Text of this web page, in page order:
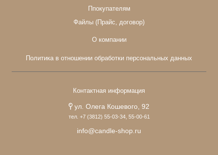
Ппокупателям
Файлы (Прайс, договор)
О компании
Политика в отношении обработки персональных данных
Контактная информация
ул. Олега Кошевого, 92
тел. +7 (3812) 55-03-34, 55-00-61
info@candle-shop.ru